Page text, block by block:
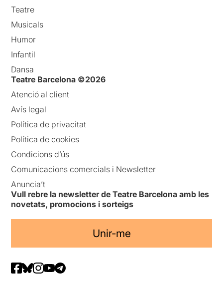
Teatre
Musicals
Humor
Infantil
Dansa
Teatre Barcelona ©2026
Atenció al client
Avís legal
Política de privacitat
Política de cookies
Condicions d’ús
Comunicacions comercials i Newsletter
Anuncia’t
Vull rebre la newsletter de Teatre Barcelona amb les
novetats, promocions i sorteigs
Unir-me